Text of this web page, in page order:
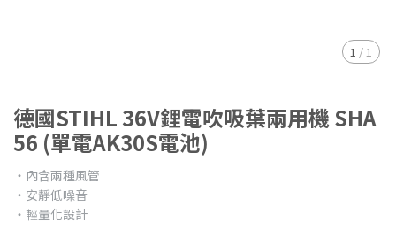
1 / 1
德國STIHL 36V鋰電吹吸葉兩用機 SHA
56 (單電AK30S電池)
‧內含兩種風管
‧安靜低噪音
‧輕量化設計